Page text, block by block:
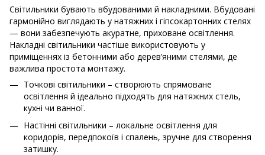
Світильники бувають вбудованими й накладними. Вбудовані
гармонійно виглядають у натяжних і гіпсокартонних стелях
— вони забезпечують акуратне, приховане освітлення.
Накладні світильники частіше використовують у
приміщеннях із бетонними або дерев’яними стелями, де
важлива простота монтажу.
Точкові світильники – створюють спрямоване
освітлення й ідеально підходять для натяжних стель,
кухні чи ванної.
Настінні світильники – локальне освітлення для
коридорів, передпокоїв і спалень, зручне для створення
затишку.